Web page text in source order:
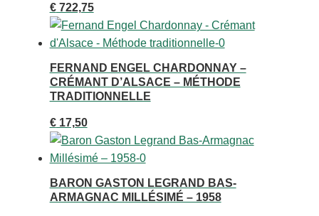
€722,75
FERNAND ENGEL CHARDONNAY –
CRÉMANT D’ALSACE – MÉTHODE
TRADITIONNELLE
€17,50
BARON GASTON LEGRAND BAS-
ARMAGNAC MILLÉSIMÉ – 1958